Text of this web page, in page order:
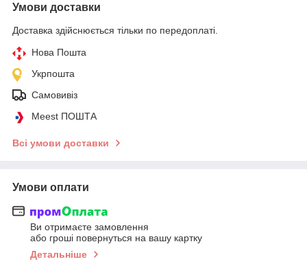
Умови доставки
Доставка здійснюється тільки по передоплаті.
Нова Пошта
Укрпошта
Самовивіз
Meest ПОШТА
Всі умови доставки
Умови оплати
Ви отримаєте замовлення
або гроші повернуться на вашу картку
Детальніше